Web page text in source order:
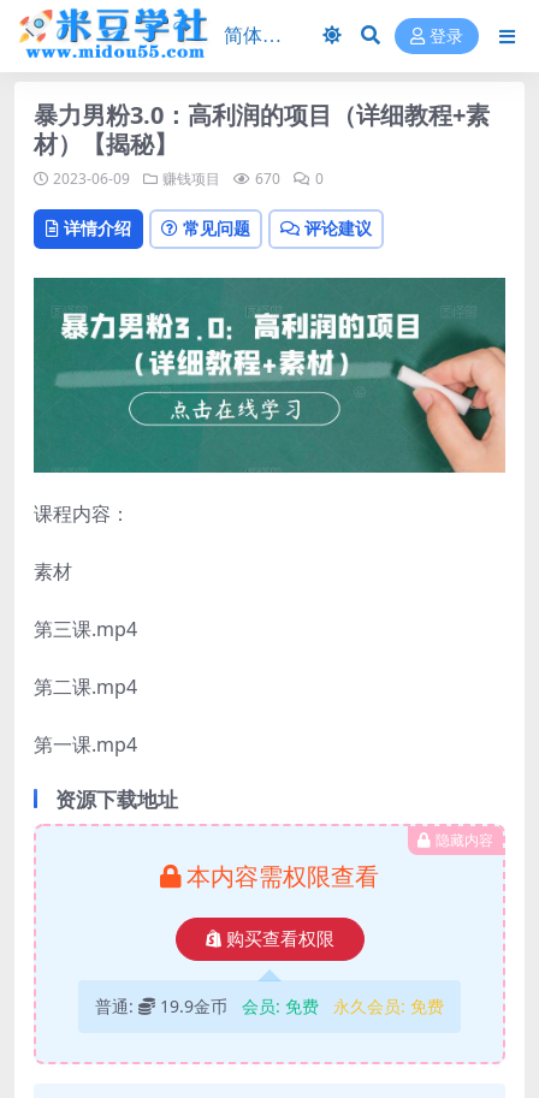
登录
暴力男粉3.0：高利润的项目（详细教程+素
材）【揭秘】
2023-06-09 赚钱项目 670 0
详情介绍 常见问题 评论建议
课程内容：
素材
第三课.mp4
第二课.mp4
第一课.mp4
资源下载地址
隐藏内容
本内容需权限查看
购买查看权限
普通: 19.9金币 会员: 免费 永久会员: 免费